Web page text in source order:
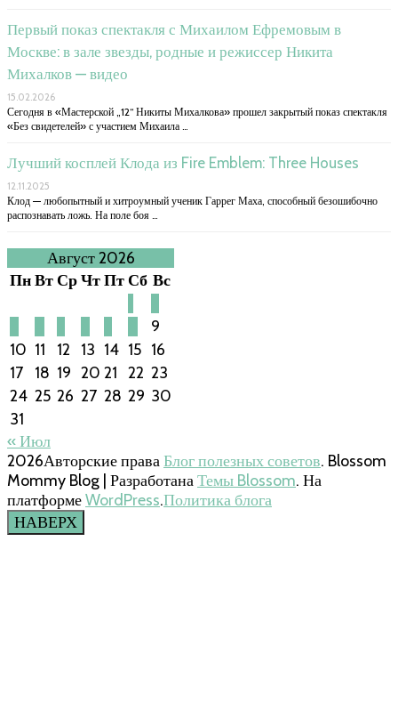
Первый показ спектакля с Михаилом Ефремовым в
Москве: в зале звезды, родные и режиссер Никита
Михалков — видео
15.02.2026
Сегодня в «Мастерской „12“ Никиты Михалкова» прошел закрытый показ спектакля
«Без свидетелей» с участием Михаила …
Лучший косплей Клода из Fire Emblem: Three Houses
12.11.2025
Клод — любопытный и хитроумный ученик Гаррег Маха, способный безошибочно
распознавать ложь. На поле боя …
Август 2026
ПнВтСрЧтПтСб Вс
9
10 11 12 13 14 15 16
17
18 19 20 21 22 23
24 25 26 27 28 29 30
31
« Июл
2026Авторские праваБлог полезных советов. Blossom
Mommy Blog | РазработанаТемы Blossom. На
платформеWordPress.Политика блога
НАВЕРХ